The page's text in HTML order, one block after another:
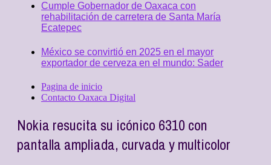
Cumple Gobernador de Oaxaca con
rehabilitación de carretera de Santa María
Ecatepec
México se convirtió en 2025 en el mayor
exportador de cerveza en el mundo: Sader
Pagina de inicio
Contacto Oaxaca Digital
Nokia resucita su icónico 6310 con
pantalla ampliada, curvada y multicolor